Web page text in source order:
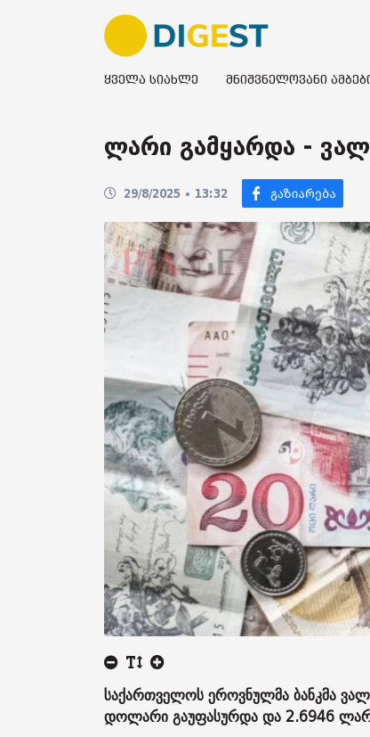
ყველა სიახლე მნიშვნელოვანი
ლარი გამყარდა -
29/8/2025 • 13:32
საქართველოს ეროვნულმა ბანკმა
დოლარი გაუფასურდა და 2.6946